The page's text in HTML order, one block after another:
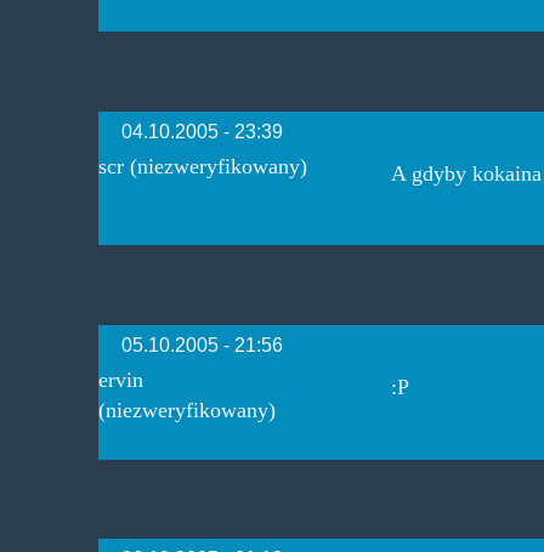
04.10.2005 - 23:39
scr (niezweryfikowany) A gdyby
05.10.2005 - 21:56
ervin
(niezweryfikowany)
:P